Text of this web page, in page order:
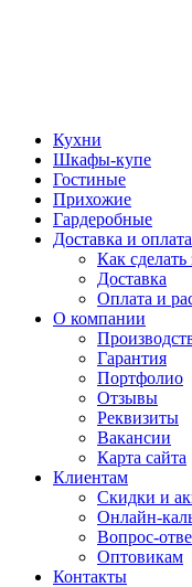
Кухни
Шкафы-купе
Гостиные
Прихожие
Гардеробные
Доставка и оплата
Как сделать
Доставка
Оплата и
О компании
Гарантия
Портфолио
Отзывы
Реквизиты
Вакансии
Карта сайта
Клиентам
Скидки и
Онлайн-
Вопрос-
Оптовикам
Контакты